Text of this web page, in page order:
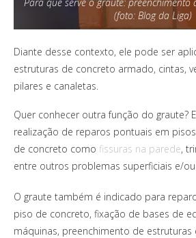
(foto: Blog da Liga)
Diante desse contexto, ele pode ser
estruturas de concreto armado, cintas,
pilares e canaletas.
Quer conhecer outra função do graute?
realização de reparos pontuais em
de concreto como fissuras na parede,
entre outros problemas superficiais e/
O graute também é indicado para
piso de concreto, fixação de bases de
máquinas, preenchimento de estruturas